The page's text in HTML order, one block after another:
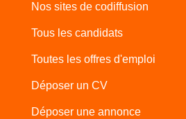
Nos sites de codiffusion
Tous les candidats
Toutes les offres d'emploi
Déposer un CV
Déposer une annonce